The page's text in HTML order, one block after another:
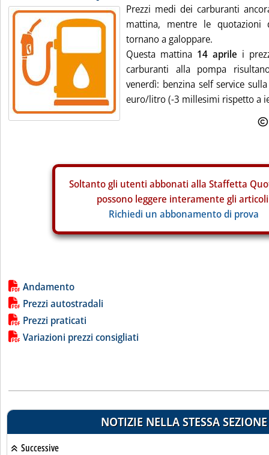
Prezzi medi dei carburanti
mattina, mentre le
tornano a galoppare.
Questa mattina 14 aprile i
carburanti alla pompa
venerdì: benzina self service
euro/litro (-3 millesimi rispetto a
Soltanto gli utenti abbonati alla Staffetta
possono leggere interamente gli
Richiedi un abbonamento di prova
Lista allegati PDF alla notizia
Andamento
Prezzi autostradali
Prezzi praticati
Variazioni prezzi consigliati
NOTIZIE NELLA STESSA SEZIONE
Successive